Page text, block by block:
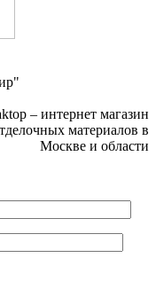
– интернет магазин
материалов в
Москве и области